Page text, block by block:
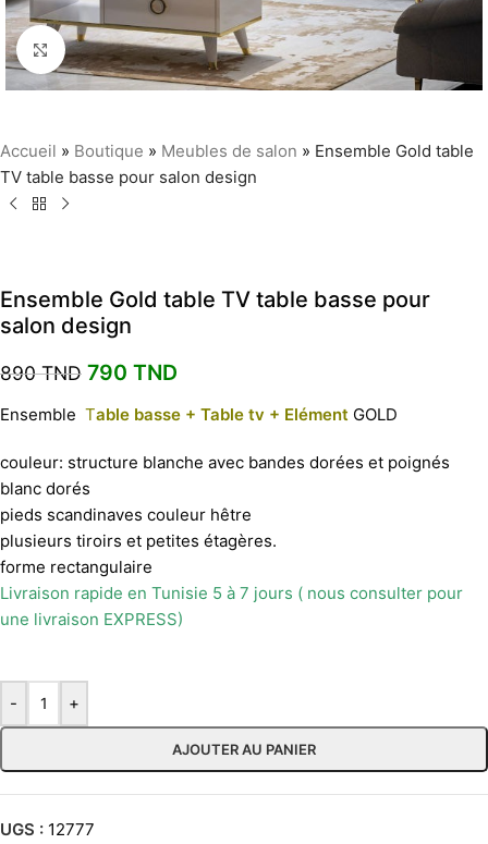
Agrandir
Accueil » Boutique » Meubles de salon » Ensemble Gold table
TV table basse pour salon design
Ensemble Gold table TV table basse pour
salon design
890TND 790 TND
Ensemble Table basse + Table tv + Elément GOLD
couleur: structure blanche avec bandes dorées et poignés
blanc dorés
pieds scandinaves couleur hêtre
plusieurs tiroirs et petites étagères.
forme rectangulaire
Livraison rapide en Tunisie 5 à 7 jours ( nous consulter pour
une livraison EXPRESS)
- +
AJOUTER AU PANIER
UGS : 12777